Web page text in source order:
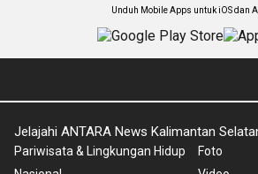
Unduh Mobile Apps untuk iOS dan
Jelajahi ANTARA News Kalimantan
Pariwisata & Lingkungan Hidup
Foto